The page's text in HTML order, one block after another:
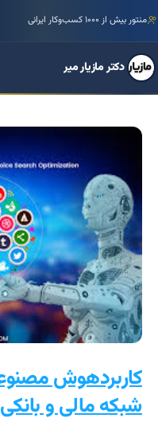
منتور بیش از ۱۰۰۰ کسب‌وکار ایرانی
دکتر مازیار میر
شبکه مالی و بانکی